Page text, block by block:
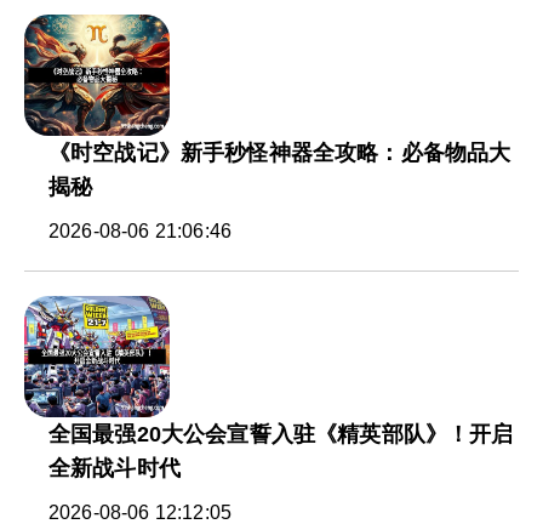
《时空战记》新手秒怪神器全攻略：必备物品大
揭秘
2026-08-06 21:06:46
全国最强20大公会宣誓入驻《精英部队》！开启
全新战斗时代
2026-08-06 12:12:05